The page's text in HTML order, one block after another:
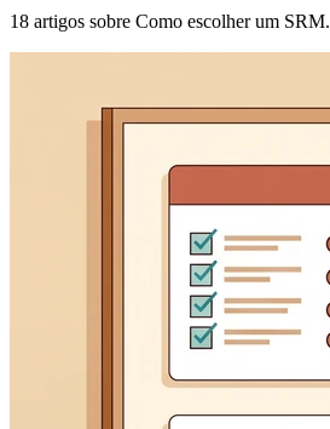
18 artigos sobre Como escolher um SRM.